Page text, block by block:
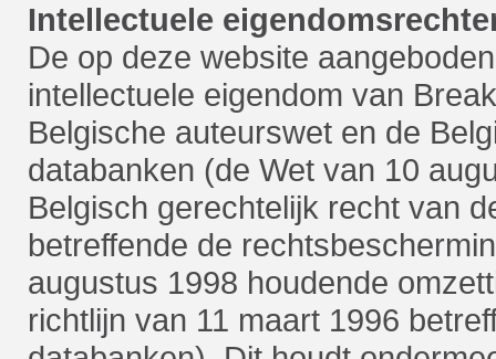
Intellectuele
De op deze website
intellectuele eigendom van
Belgische auteurswet en de
databanken (de Wet van 10
Belgisch gerechtelijk recht van
betreffende de
augustus 1998 houdende
richtlijn van 11 maart 1996